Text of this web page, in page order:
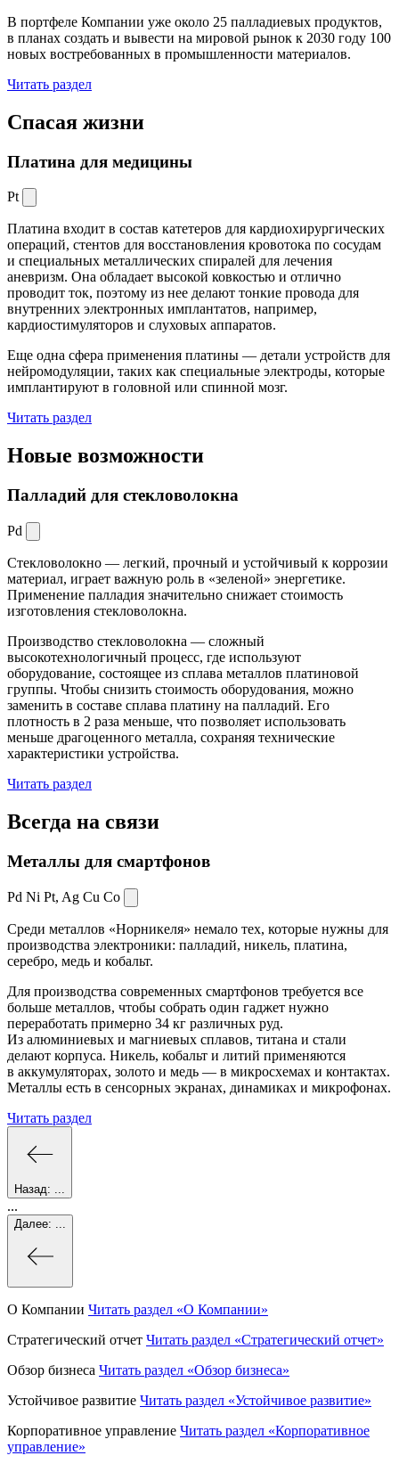
В портфеле Компании уже около 25 палладиевых продуктов,
в планах создать и вывести на мировой рынок к 2030 году 100
новых востребованных в промышленности материалов.
Читать раздел
Спасая жизни
Платина для медицины
Pt
Платина входит в состав катетеров для кардиохирургических
операций, стентов для восстановления кровотока по сосудам
и специальных металлических спиралей для лечения
аневризм. Она обладает высокой ковкостью и отлично
проводит ток, поэтому из нее делают тонкие провода для
внутренних электронных имплантатов, например,
кардиостимуляторов и слуховых аппаратов.
Еще одна сфера применения платины — детали устройств для
нейромодуляции, таких как специальные электроды, которые
имплантируют в головной или спинной мозг.
Читать раздел
Новые возможности
Палладий для стекловолокна
Pd
Стекловолокно — легкий, прочный и устойчивый к коррозии
материал, играет важную роль в «зеленой» энергетике.
Применение палладия значительно снижает стоимость
изготовления стекловолокна.
Производство стекловолокна — сложный
высокотехнологичный процесс, где используют
оборудование, состоящее из сплава металлов платиновой
группы. Чтобы снизить стоимость оборудования, можно
заменить в составе сплава платину на палладий. Его
плотность в 2 раза меньше, что позволяет использовать
меньше драгоценного металла, сохраняя технические
характеристики устройства.
Читать раздел
Всегда на связи
Металлы для смартфонов
Pd Ni Pt, Ag Cu Co
Среди металлов «Норникеля» немало тех, которые нужны для
производства электроники: палладий, никель, платина,
серебро, медь и кобальт.
Для производства современных смартфонов требуется все
больше металлов, чтобы собрать один гаджет нужно
переработать примерно 34 кг различных руд.
Из алюминиевых и магниевых сплавов, титана и стали
делают корпуса. Никель, кобальт и литий применяются
в аккумуляторах, золото и медь — в микросхемах и контактах.
Металлы есть в сенсорных экранах, динамиках и микрофонах.
Читать раздел
Назад:
...
Далее:
О Компании Читать раздел «О Компании»
Стратегический отчет Читать раздел «Стратегический отчет»
Обзор бизнеса Читать раздел «Обзор бизнеса»
Устойчивое развитие Читать раздел «Устойчивое развитие»
Корпоративное управление Читать раздел «Корпоративное
управление»